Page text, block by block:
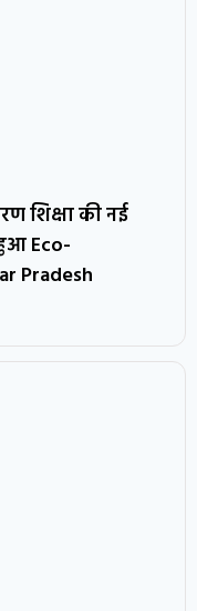
शिक्षा की नई
Eco-
Pradesh